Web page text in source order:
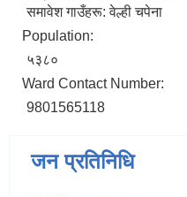
समावेश गाउँहरू: वेल्ही चपेना
Population:
५३८०
Ward Contact Number:
9801565118
जन प्रतिनिधि